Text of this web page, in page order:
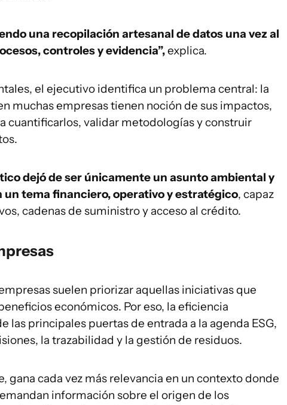
una recopilación artesanal de datos una vez al
controles y evidencia”,explica.
el ejecutivo identifica un problema central: la
muchas empresas tienen noción de sus impactos,
cuantificarlos, validar metodologías y construir
dejó de ser únicamente un asunto ambiental y
tema financiero, operativo y estratégico, capaz
cadenas de suministro y acceso al crédito.
suelen priorizar aquellas iniciativas que
económicos. Por eso, la eficiencia
las principales puertas de entrada a la agenda ESG,
la trazabilidad y la gestión de residuos.
gana cada vez más relevancia en un contexto donde
información sobre el origen de los